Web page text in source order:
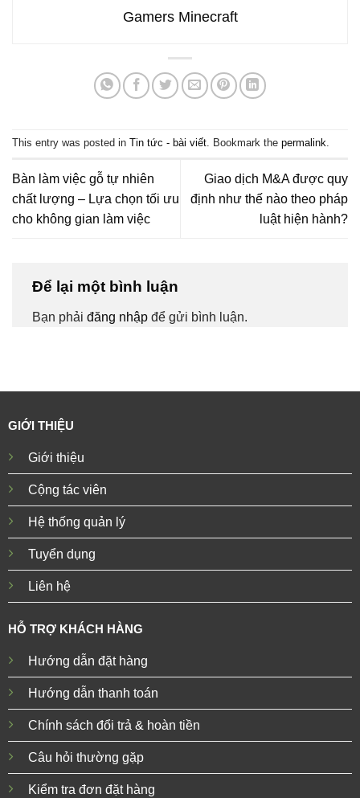
Gamers Minecraft
This entry was posted in Tin tức - bài viết. Bookmark the permalink.
Bàn làm việc gỗ tự nhiên
chất lượng – Lựa chọn tối ưu
cho không gian làm việc
Giao dịch M&A được quy
định như thế nào theo pháp
luật hiện hành?
Để lại một bình luận
Bạn phải đăng nhập để gửi bình luận.
GIỚI THIỆU
Giới thiệu
Cộng tác viên
Hệ thống quản lý
Tuyển dụng
Liên hệ
HỖ TRỢ KHÁCH HÀNG
Hướng dẫn đặt hàng
Hướng dẫn thanh toán
Chính sách đổi trả & hoàn tiền
Câu hỏi thường gặp
Kiểm tra đơn đặt hàng